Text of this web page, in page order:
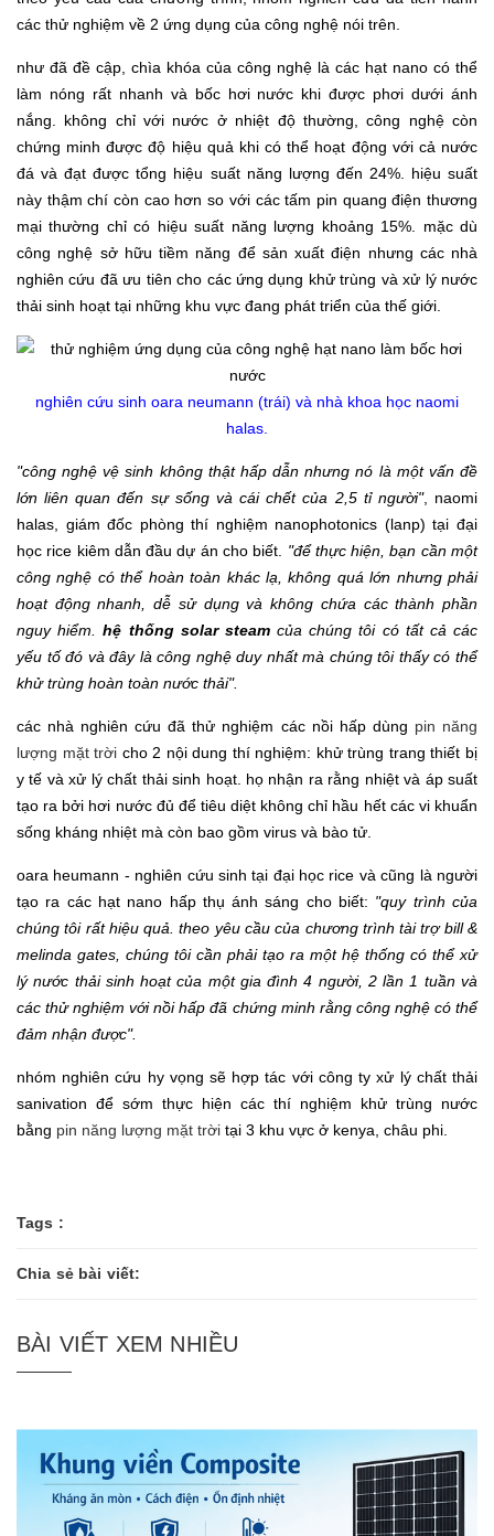
các thử nghiệm về 2 ứng dụng của công nghệ nói trên.
như đã đề cập, chìa khóa của công nghệ là các hạt nano có thể
làm nóng rất nhanh và bốc hơi nước khi được phơi dưới ánh
nắng. không chỉ với nước ở nhiệt độ thường, công nghệ còn
chứng minh được độ hiệu quả khi có thể hoạt động với cả nước
đá và đạt được tổng hiệu suất năng lượng đến 24%. hiệu suất
này thậm chí còn cao hơn so với các tấm pin quang điện thương
mại thường chỉ có hiệu suất năng lượng khoảng 15%. mặc dù
công nghệ sở hữu tiềm năng để sản xuất điện nhưng các nhà
nghiên cứu đã ưu tiên cho các ứng dụng khử trùng và xử lý nước
thải sinh hoạt tại những khu vực đang phát triển của thế giới.
nghiên cứu sinh oara neumann (trái) và nhà khoa học naomi
halas.
"công nghệ vệ sinh không thật hấp dẫn nhưng nó là một vấn đề
lớn liên quan đến sự sống và cái chết của 2,5 tỉ người", naomi
halas, giám đốc phòng thí nghiệm nanophotonics (lanp) tại đại
học rice kiêm dẫn đầu dự án cho biết.
"để thực hiện, bạn cần một
công nghệ có thể hoàn toàn khác lạ, không quá lớn nhưng phải
hoạt động nhanh, dễ sử dụng và không chứa các thành phần
nguy hiểm.hệ thống solar steamcủa chúng tôi có tất cả các
yếu tố đó và đây là công nghệ duy nhất mà chúng tôi thấy có thể
khử trùng hoàn toàn nước thải".
các nhà nghiên cứu đã thử nghiệm các nồi hấp dùng pin năng
lượng mặt trời cho 2 nội dung thí nghiệm: khử trùng trang thiết bị
y tế và xử lý chất thải sinh hoạt. họ nhận ra rằng nhiệt và áp suất
tạo ra bởi hơi nước đủ để tiêu diệt không chỉ hầu hết các vi khuẩn
sống kháng nhiệt mà còn bao gồm virus và bào tử.
oara heumann - nghiên cứu sinh tại đại học rice và cũng là người
tạo ra các hạt nano hấp thụ ánh sáng cho biết: "quy trình của
chúng tôi rất hiệu quả. theo yêu cầu của chương trình tài trợ bill &
melinda gates, chúng tôi cần phải tạo ra một hệ thống có thể xử
lý nước thải sinh hoạt của một gia đình 4 người, 2 lần 1 tuần và
các thử nghiệm với nồi hấp đã chứng minh rằng công nghệ có thể
đảm nhận được".
nhóm nghiên cứu hy vọng sẽ hợp tác với công ty xử lý chất thải
sanivation để sớm thực hiện các thí nghiệm khử trùng nước
bằng pin năng lượng mặt trời tại 3 khu vực ở kenya, châu phi.
Tags :
Chia sẻ bài viết:
BÀI VIẾT XEM NHIỀU